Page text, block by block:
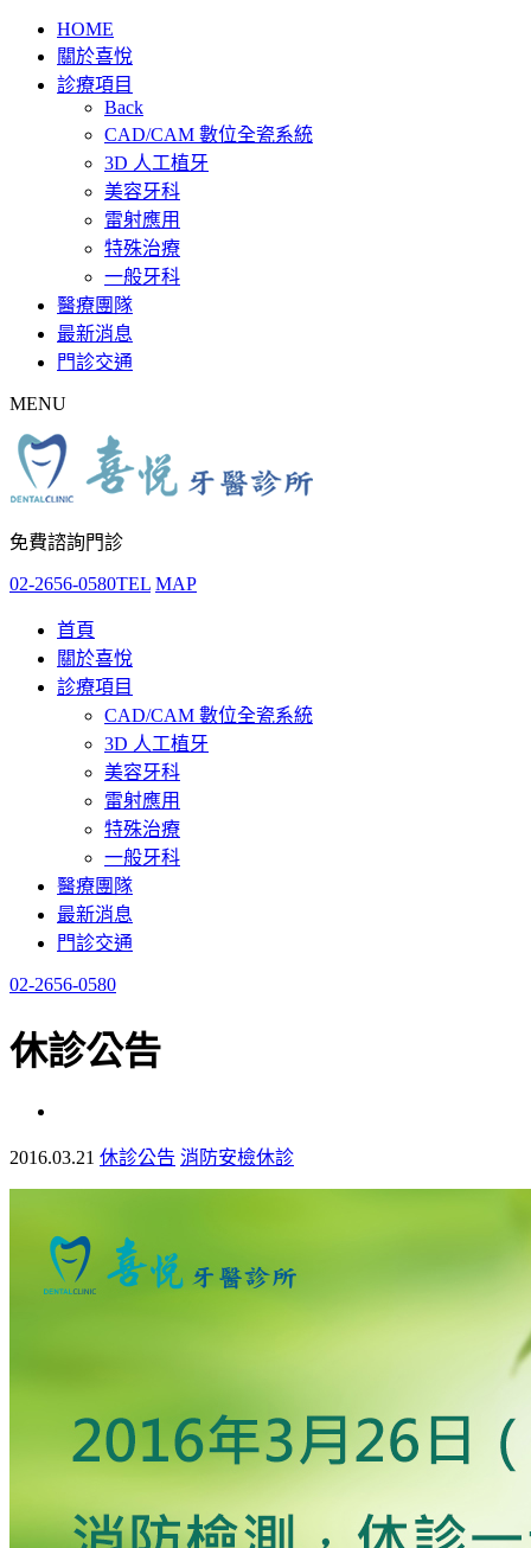
HOME
關於喜悅
診療項目
Back
CAD/CAM 數位全瓷系統
3D 人工植牙
美容牙科
雷射應用
特殊治療
一般牙科
醫療團隊
最新消息
門診交通
MENU
免費諮詢門診
02-2656-0580TEL MAP
首頁
關於喜悅
診療項目
CAD/CAM 數位全瓷系統
3D 人工植牙
美容牙科
雷射應用
特殊治療
一般牙科
醫療團隊
最新消息
門診交通
02-2656-0580
休診公告
2016.03.21 休診公告 消防安檢休診